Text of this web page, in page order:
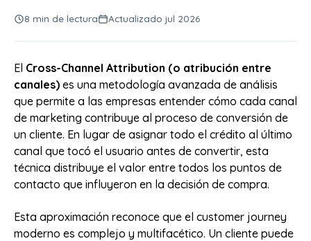
8 min de lectura Actualizado jul 2026
El Cross-Channel Attribution (o atribución entre
canales) es una metodología avanzada de análisis
que permite a las empresas entender cómo cada canal
de marketing contribuye al proceso de conversión de
un cliente. En lugar de asignar todo el crédito al último
canal que tocó el usuario antes de convertir, esta
técnica distribuye el valor entre todos los puntos de
contacto que influyeron en la decisión de compra.
Esta aproximación reconoce que el customer journey
moderno es complejo y multifacético. Un cliente puede